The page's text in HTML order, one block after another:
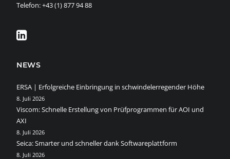
Telefon: +43 (1) 877 94 88
NEWS
ERSA | Erfolgreiche Einbringung in schwindelerregender Höhe
8. Juli 2026
Viscom: Schnelle Erstellung von Prüfprogrammen für AOI und
AXI
8. Juli 2026
Seica: Smarter und schneller dank Softwareplattform
8. Juli 2026